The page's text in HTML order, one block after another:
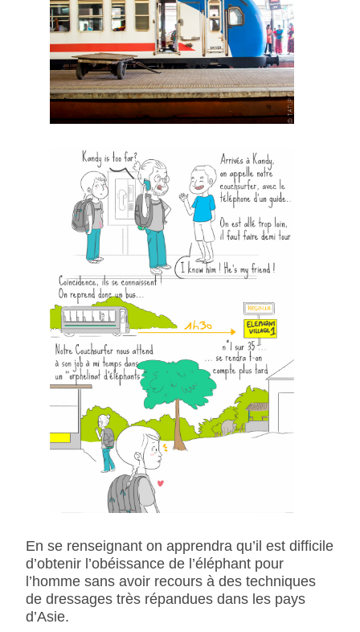
En se renseignant on apprendra qu’il est difficile
d’obtenir l’obéissance de l’éléphant pour
l’homme sans avoir recours à des techniques
de dressages très répandues dans les pays
d’Asie.